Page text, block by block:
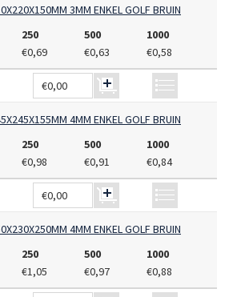
3MM ENKEL GOLF BRUIN
250 500
1000
€0,69 €0,63 €0,58
€0,00
4MM ENKEL GOLF BRUIN
250 500
1000
€0,98 €0,91 €0,84
€0,00
4MM ENKEL GOLF BRUIN
250 500
1000
€1,05 €0,97 €0,88